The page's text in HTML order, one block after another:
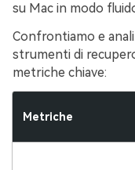
su Mac in modo
Confrontiamo e
strumenti di
metriche chiave:
Metriche